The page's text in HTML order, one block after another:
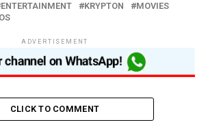
ENTERTAINMENT KRYPTON
MOVIES
ADVERTISEMENT
CLICK TO COMMENT